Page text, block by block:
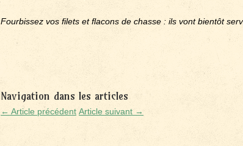
Fourbissez vos filets et flacons de chasse : ils vont bientôt
Navigation dans les articles
← Article précédent Article suivant →